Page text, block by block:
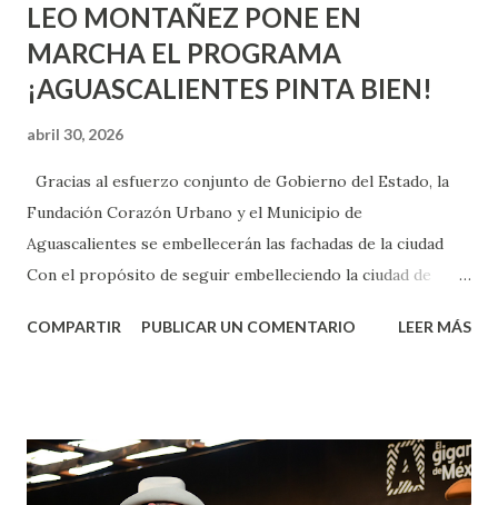
LEO MONTAÑEZ PONE EN
MARCHA EL PROGRAMA
¡AGUASCALIENTES PINTA BIEN!
abril 30, 2026
Gracias al esfuerzo conjunto de Gobierno del Estado, la
Fundación Corazón Urbano y el Municipio de
Aguascalientes se embellecerán las fachadas de la ciudad
Con el propósito de seguir embelleciendo la ciudad de
municipal, Leo Montañez dio inicio al programa
Corazón Urbano y el Municipio capital. Leo Montañez
informó que en este programa se usarán cerca de 90 mil
COMPARTIR PUBLICAR UN COMENTARIO LEER MÁS